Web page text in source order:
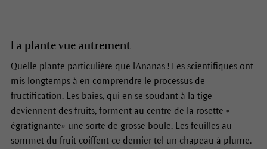
La plante vue autrement
Quelle plante particulière que l’Ananas ! Les scientifiques ont
mis longtemps à en comprendre le processus de
fructification. Les baies, qui en se soudant à la tige
deviennent des fruits, forment au centre de la rosette «
égratignante» une sorte de grosse boule. Les feuilles au
sommet du fruit coiffent ce dernier tel un chapeau à plume.